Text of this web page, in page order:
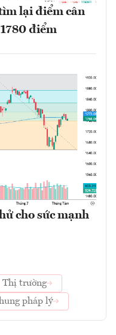
lại điểm cân
điểm
cho sức mạnh
Thị trường
pháp lý